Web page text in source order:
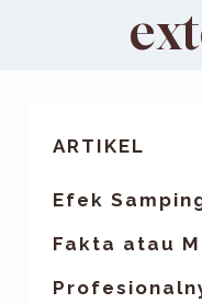
ARTIKEL
Efek
Fakta atau